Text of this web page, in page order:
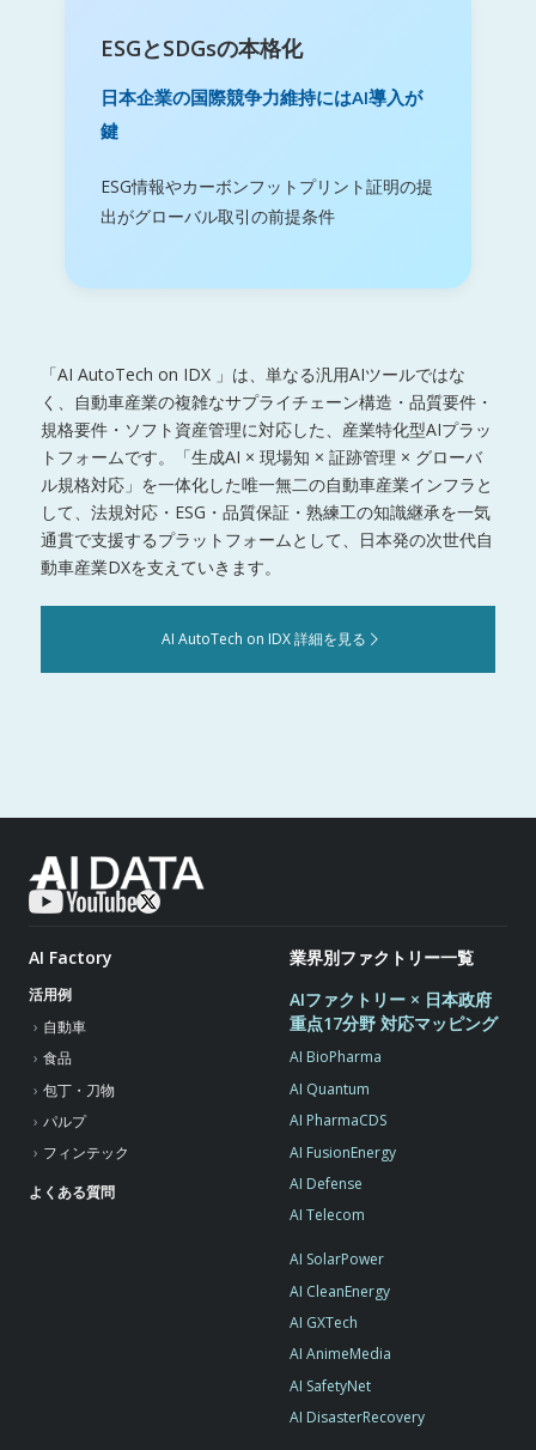
ESGとSDGsの本格化
日本企業の国際競争力維持にはAI導入が
鍵
ESG情報やカーボンフットプリント証明の提
出がグローバル取引の前提条件
「AI AutoTech on IDX 」は、単なる汎用AIツールではな
く、自動車産業の複雑なサプライチェーン構造・品質要件・
規格要件・ソフト資産管理に対応した、産業特化型AIプラッ
トフォームです。「生成AI × 現場知 × 証跡管理 × グローバ
ル規格対応」を一体化した唯一無二の自動車産業インフラと
して、法規対応・ESG・品質保証・熟練工の知識継承を一気
通貫で支援するプラットフォームとして、日本発の次世代自
動車産業DXを支えていきます。
AI AutoTech on IDX 詳細を見る
AI Factory
活用例
自動車
食品
包丁・刀物
パルプ
フィンテック
よくある質問
業界別ファクトリー一覧
AIファクトリー × 日本政府
重点17分野 対応マッピング
AI BioPharma
AI Quantum
AI PharmaCDS
AI FusionEnergy
AI Defense
AI Telecom
AI SolarPower
AI CleanEnergy
AI GXTech
AI AnimeMedia
AI SafetyNet
AI DisasterRecovery